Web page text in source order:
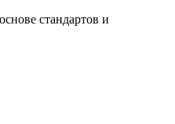
стандартов и